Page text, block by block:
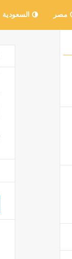
مصر السعودية